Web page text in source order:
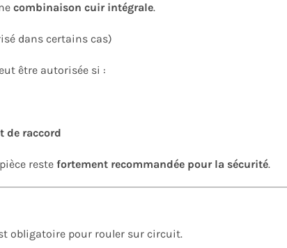
combinaison cuir intégrale.
dans certains cas)
être autorisée si :
de raccord
reste fortement recommandée pour la sécurité.
obligatoire pour rouler sur circuit.